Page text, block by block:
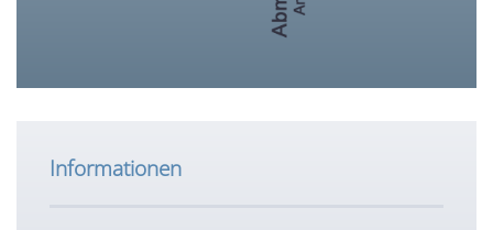
Informationen